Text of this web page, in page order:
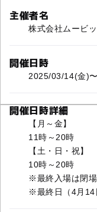
主催者名
株式会社ムービ
開催日時
2025/03/14(金)
開催日時詳細
【月～金】
11時～20時
【土・日・祝】
10時～20時
※最終入場は閉
※最終日（4月14